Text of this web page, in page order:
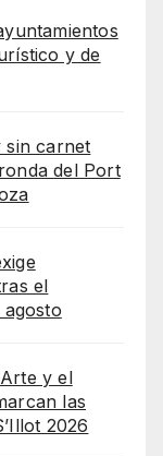
y de
sin carnet
del Port
el
y el
las
2026